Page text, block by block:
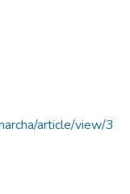
article/view/3